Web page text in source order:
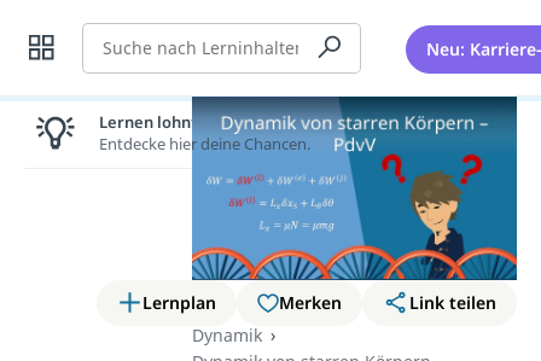
Suche Neu:
Lernplan Merken
Link teilen
Dynamik
Lernen lohnt sich!
Entdecke hier deine Chancen.